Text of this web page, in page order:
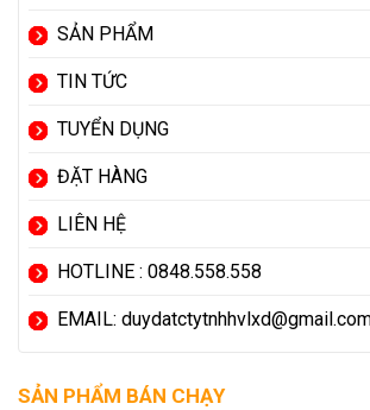
SẢN PHẨM
TIN TỨC
TUYỂN DỤNG
ĐẶT HÀNG
LIÊN HỆ
HOTLINE : 0848.558.558
EMAIL:
SẢN PHẨM BÁN CHẠY